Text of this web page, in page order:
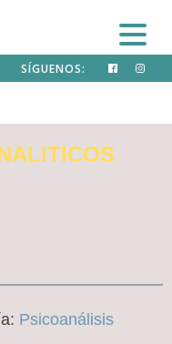
SÍGUENOS:
Psicoanálisis